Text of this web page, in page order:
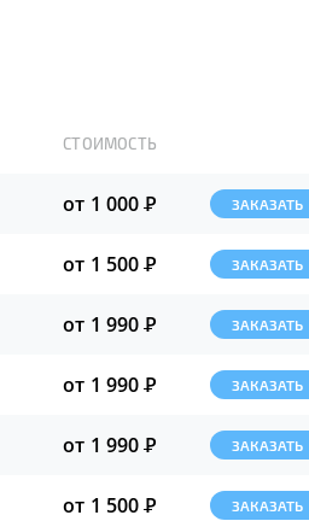
СТОИМОСТЬ
от 1 000Р ЗАКАЗАТЬ
от 1 500Р ЗАКАЗАТЬ
от 1 990Р ЗАКАЗАТЬ
от 1 990Р ЗАКАЗАТЬ
от 1 990Р ЗАКАЗАТЬ
от 1 500Р ЗАКАЗАТЬ